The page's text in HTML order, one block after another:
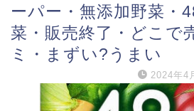
ーパー・無添加野菜・
菜・販売終了・どこで
ミ・まずい?うまい
2024年4